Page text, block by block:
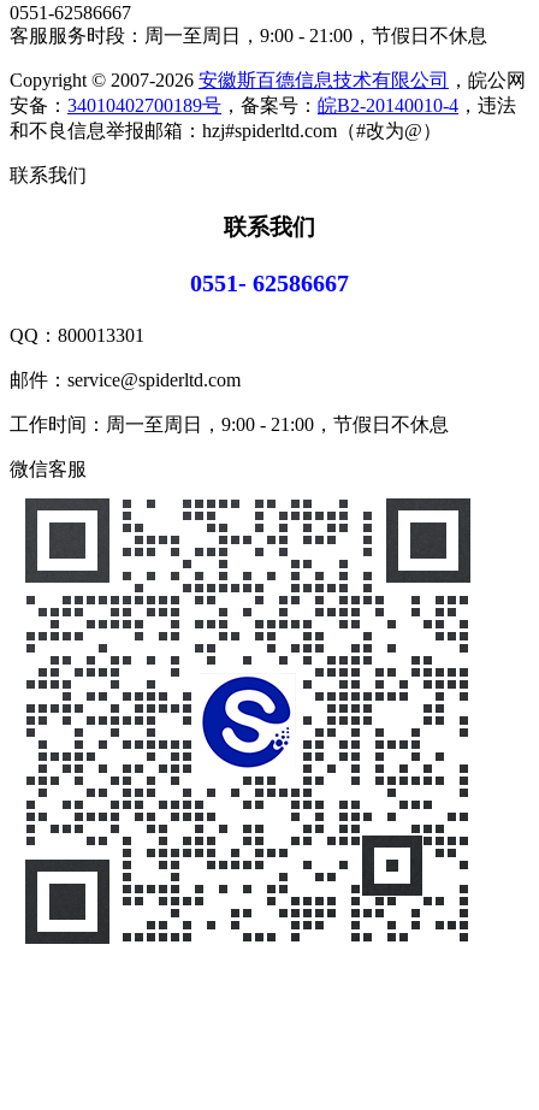
0551-62586667
客服服务时段：周一至周日，9:00 - 21:00，节假日不休息
Copyright © 2007-2026 安徽斯百德信息技术有限公司
，皖公网
安备： 34010402700189号 ，备案号： 皖B2-20140010-4 ，违法
和不良信息举报邮箱：hzj#spiderltd.com（#改为@）
联系我们
联系我们
0551- 62586667
QQ： 800013301
邮件：service@spiderltd.com
工作时间：周一至周日，9:00 - 21:00，节假日不休息
微信客服